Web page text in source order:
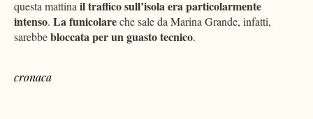
questa mattina il traffico sull’isola era particolarmente
intenso. La funicolareche sale da Marina Grande, infatti,
sarebbebloccata per un guasto tecnico.
cronaca